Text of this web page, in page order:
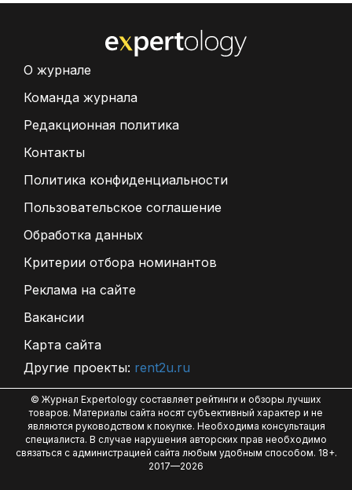
О журнале
Команда журнала
Редакционная политика
Контакты
Политика конфиденциальности
Пользовательское соглашение
Обработка данных
Критерии отбора номинантов
Реклама на сайте
Вакансии
Карта сайта
Другие проекты: rent2u.ru
© Журнал Expertology составляет рейтинги и обзоры лучших
товаров. Материалы сайта носят субъективный характер и не
являются руководством к покупке. Необходима консультация
специалиста. В случае нарушения авторских прав необходимо
связаться с администрацией сайта любым удобным способом. 18+.
2017—2026